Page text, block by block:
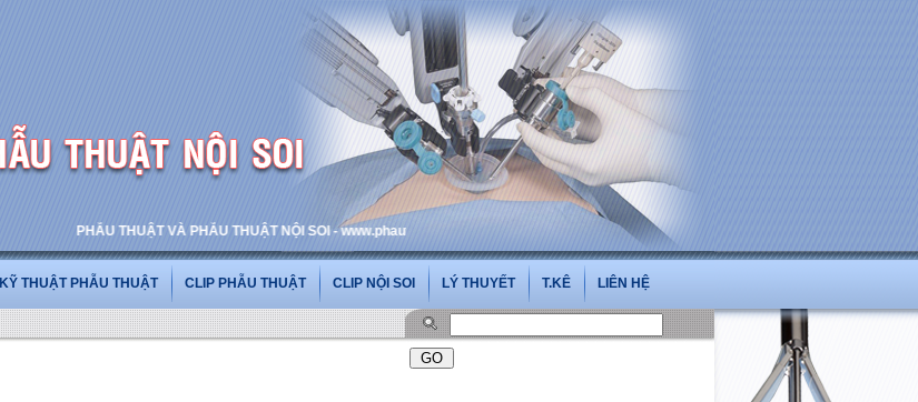
PHẪU THUẬT VÀ PHẪU THUẬT NỘI SOI - www.phauthuatnoisoi.vn
KỸ THUẬT PHẪU THUẬT CLIP PHẪU THUẬT CLIP NỘI SOI LÝ THUYẾT T.KÊ LIÊN HỆ